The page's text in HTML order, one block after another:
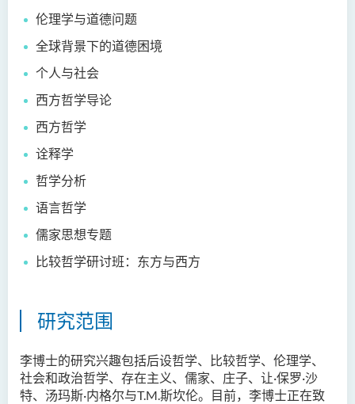
伦理学与道德问题
全球背景下的道德困境
个人与社会
西方哲学导论
西方哲学
诠释学
哲学分析
语言哲学
儒家思想专题
比较哲学研讨班：东方与西方
研究范围
李博士的研究兴趣包括后设哲学、比较哲学、伦理学、
社会和政治哲学、存在主义、儒家、庄子、让·保罗·沙
特、汤玛斯·内格尔与T.M.斯坎伦。目前，李博士正在致
人文及语言学院通讯
幼稚园教师语文专业发展课
2023